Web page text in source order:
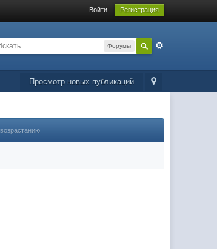
Войти Регистрация
Форумы
Просмотр новых публикаций